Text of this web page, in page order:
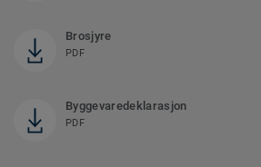
Brosjyre
PDF
Byggevaredeklarasjon
PDF